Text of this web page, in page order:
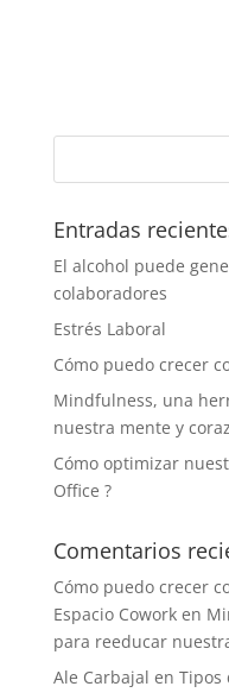
Entradas
El alcohol puede
colaboradores
Estrés Laboral
Cómo puedo crecer
Mindfulness, una
nuestra mente y
Cómo optimizar
Office ?
Comentarios
Cómo puedo crecer
Espacio Coworken
para reeducar
Ale Carbajal en Tipos